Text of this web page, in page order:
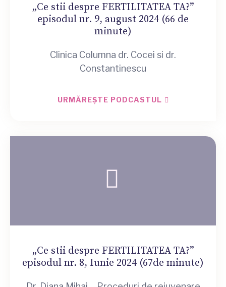
„Ce stii despre FERTILITATEA TA?”
episodul nr. 9, august 2024 (66 de
minute)
Clinica Columna dr. Cocei si dr.
Constantinescu
URMĂREȘTE PODCASTUL
„Ce stii despre FERTILITATEA TA?”
episodul nr. 8, Iunie 2024 (67de minute)